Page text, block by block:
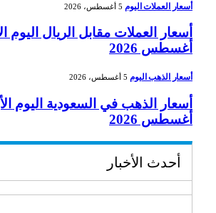
أسعار العملات اليوم 5 أغسطس، 2026
أغسطس 2026
أسعار الذهب اليوم 5 أغسطس، 2026
أغسطس 2026
أحدث الأخبار